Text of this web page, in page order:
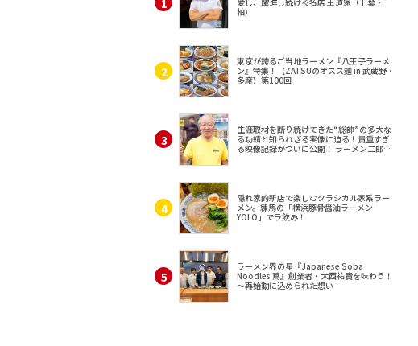
柏）
東京が誇るご当地ラーメン『八王子ラーメ
ン』特集！【ZATSUのオスス麺 in 武蔵野・
多摩】第100回
生涯取材を断り続けてきた“総帥”の多大な
る功績と知られざる実像に迫る！貴重すぎ
る映像記録がついに公開！ ラーメン二郎
隠れ家的新店で楽しむクラシカル家系ラー
メン。練馬の「横浜豚骨醤油ラーメン
YOLO」でラ飲み！
ラーメン界の星『Japanese Soba
Noodles 蔦』創業者・大西祐貴を味わう！
～再始動に込められた想い